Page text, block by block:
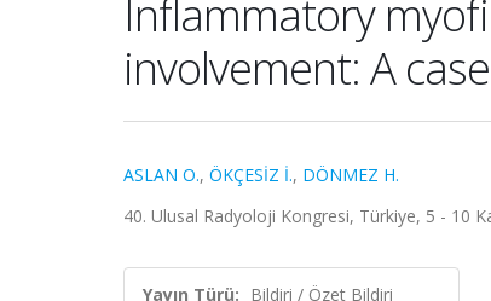
Inflammatory
involvement: A
ASLAN O., ÖKÇESİZ İ., DÖNMEZ H.
40. Ulusal Radyoloji Kongresi, Türkiye, 5 - 10
Yayın Türü: Bildiri / Özet Bildiri